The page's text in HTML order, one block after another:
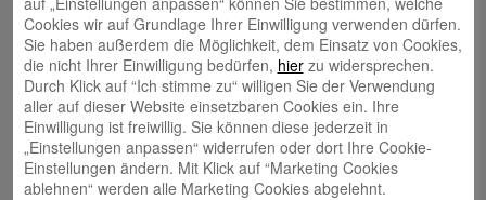
Auch per WhatsApp erreichbar!
Neueste Beiträge
Sparkassen Kino Open-Air-Sommer 2026 startet
Öffnungszeiten der Sparkasse zum Wiesenmarkt
Herausragende Vertriebsleistung in Jahr 2025: Team
Cookies wir auf Grundlage Ihrer Einwilligung verwenden dürfen.
Sie haben außerdem die Möglichkeit, dem Einsatz von Cookies,
die nicht Ihrer Einwilligung bedürfen, hierzu widersprechen.
Durch Klick auf “Ich stimme zu“ willigen Sie der Verwendung
aller auf dieser Website einsetzbaren Cookies ein. Ihre
Einwilligung ist freiwillig. Sie können diese jederzeit in
„Einstellungen anpassen“ widerrufen oder dort Ihre Cookie-
Einstellungen ändern. Mit Klick auf “Marketing Cookies
ablehnen“ werden alle Marketing Cookies abgelehnt.